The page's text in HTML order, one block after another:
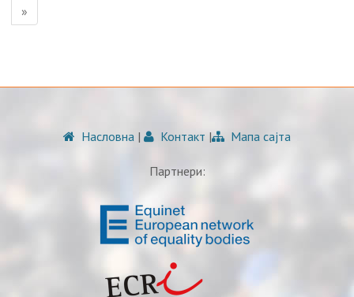
»
Насловна | Контакт | Мапа сајта
Партнери: